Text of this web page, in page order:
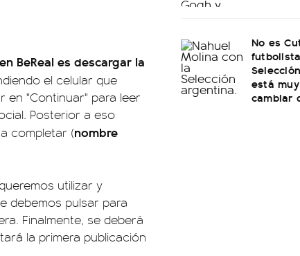
BeReal es descargar la
el celular que
en "Continuar" para leer
Posterior a eso
completar (nombre
utilizar y
debemos pulsar para
Finalmente, se deberá
la primera publicación
No es
está
cambiar